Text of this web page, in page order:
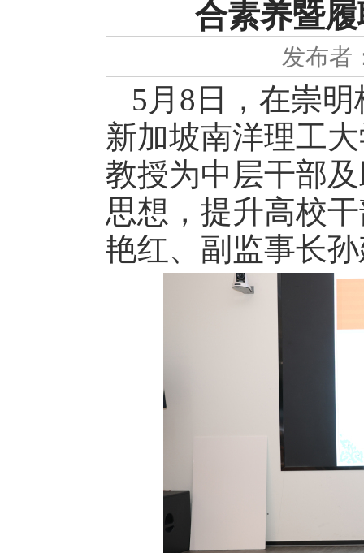
合素养暨
发布者
5 月 8 日，在崇
新加坡南洋理工
教授为中层干部
思想，提升高校
艳红、副监事长